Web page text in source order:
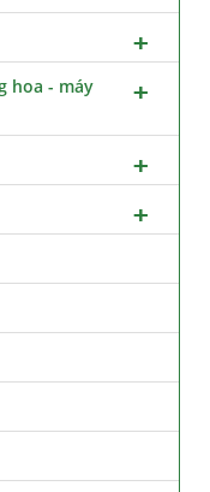
hoa - máy